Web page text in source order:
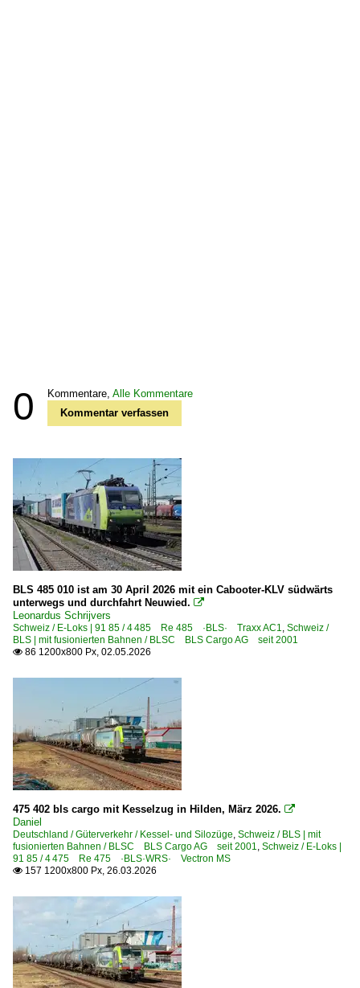
0 Kommentare, Alle Kommentare
Kommentar verfassen
BLS 485 010 ist am 30 April 2026 mit ein Cabooter-KLV südwärts
unterwegs und durchfahrt Neuwied. 
Leonardus Schrijvers
Schweiz / E-Loks | 91 85 / 4 485 Re 485 ·BLS· Traxx AC1, Schweiz /
BLS | mit fusionierten Bahnen / BLSC BLS Cargo AG seit 2001
 86 1200x800 Px, 02.05.2026
475 402 bls cargo mit Kesselzug in Hilden, März 2026. 
Daniel
Deutschland / Güterverkehr / Kessel- und Silozüge, Schweiz / BLS | mit
fusionierten Bahnen / BLSC BLS Cargo AG seit 2001, Schweiz / E-Loks |
91 85 / 4 475 Re 475 ·BLS·WRS· Vectron MS
 157 1200x800 Px, 26.03.2026